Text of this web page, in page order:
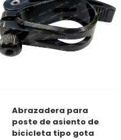
Abrazadera para
poste de asiento de
bicicleta tipo gota